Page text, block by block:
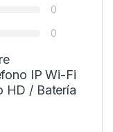
0
0
IP Wi-Fi
HD / Batería